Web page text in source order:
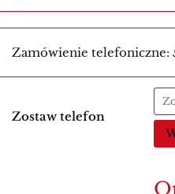
Zamówienie telefoniczne:
Zostaw telefon